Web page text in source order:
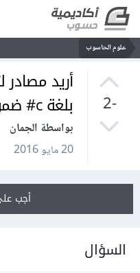
علوم الحاسوب
-2
أريد
بلغة c# ضمن بيئة visual studio؟
بواسطة الجمان
20 مايو 2016
أجب
السؤال